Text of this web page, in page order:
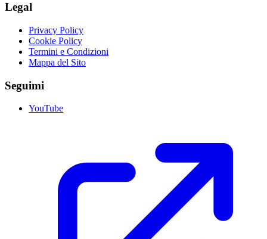
Legal
Privacy Policy
Cookie Policy
Termini e Condizioni
Mappa del Sito
Seguimi
YouTube